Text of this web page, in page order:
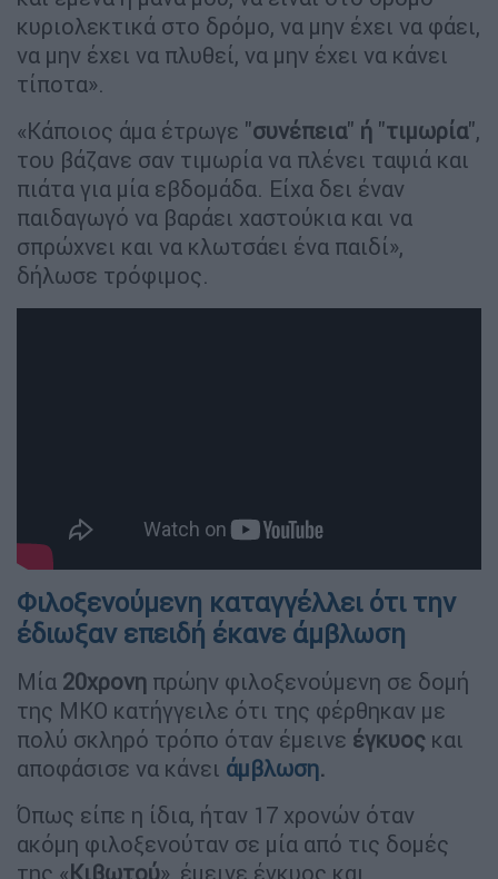
κυριολεκτικά στο δρόμο, να μην έχει να φάει,
να μην έχει να πλυθεί, να μην έχει να κάνει
τίποτα».
«Κάποιος άμα έτρωγε "συνέπεια" ή "τιμωρία",
του βάζανε σαν τιμωρία να πλένει ταψιά και
πιάτα για μία εβδομάδα. Είχα δει έναν
παιδαγωγό να βαράει χαστούκια και να
σπρώχνει και να κλωτσάει ένα παιδί»,
δήλωσε τρόφιμος.
Φιλοξενούμενη καταγγέλλει ότι την
έδιωξαν επειδή έκανε άμβλωση
Μία 20χρονη πρώην φιλοξενούμενη σε δομή
της ΜΚΟ κατήγγειλε ότι της φέρθηκαν με
πολύ σκληρό τρόπο όταν έμεινε έγκυος και
αποφάσισε να κάνει άμβλωση.
Όπως είπε η ίδια, ήταν 17 χρονών όταν
ακόμη φιλοξενούταν σε μία από τις δομές
της « Κιβωτού», έμεινε έγκυος και